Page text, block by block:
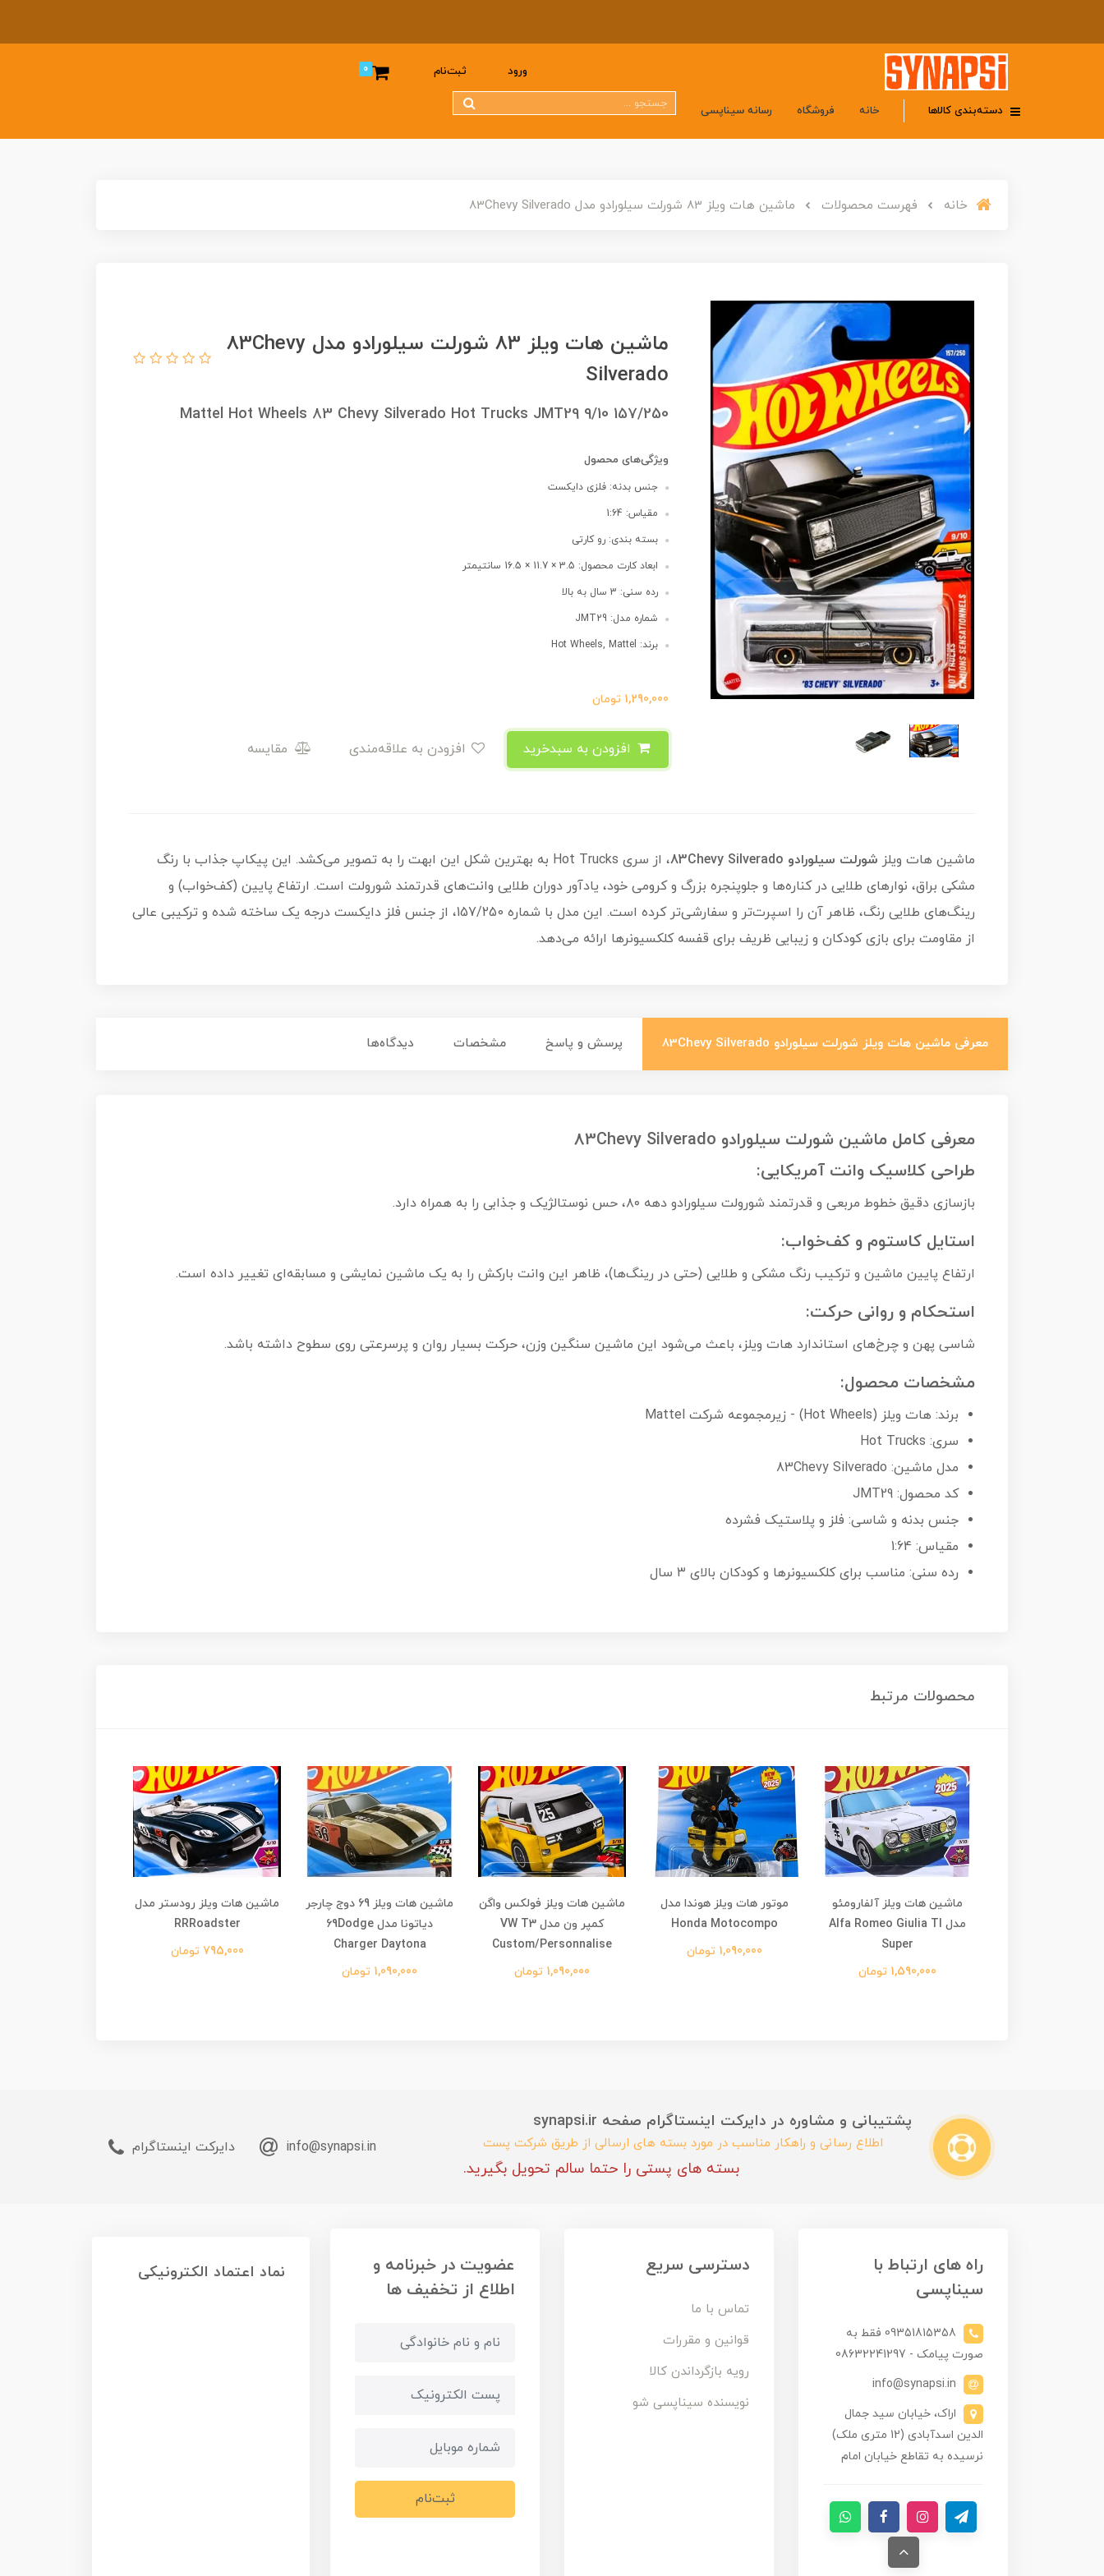
ورود ثبت‌نام 0
دسته‌بندی کالاها خانه فروشگاه رسانه سیناپسی
خانه فهرست محصولات ماشین هات ویلز 83 شورلت سیلورادو مدل 83Chevy Silverado
ماشین هات ویلز 83 شورلت سیلورادو مدل 83Chevy
Silverado
Mattel Hot Wheels 83 Chevy Silverado Hot Trucks JMT29 9/10 157/250
ویژگی‌های محصول
جنس بدنه: فلزی دایکست
مقیاس: 1:64
بسته بندی: رو کارتی
ابعاد کارت محصول: 3.5 × 11.7 × 16.5 سانتیمتر
رده سنی: 3 سال به بالا
شماره مدل: JMT29
برند: Hot Wheels, Mattel
1,290,000 تومان
مقایسه
ماشین هات ویلز شورلت سیلورادو 83Chevy Silverado
، از سری Hot Trucks به بهترین شکل این ابهت را به تصویر می‌کشد. این پیکاپ جذاب با رنگ
مشکی براق، نوارهای طلایی در کناره‌ها و جلوپنجره بزرگ و کرومی خود، یادآور دوران طلایی وانت‌های قدرتمند شورولت است. ارتفاع پایین (کف‌خواب) و
رینگ‌های طلایی رنگ، ظاهر آن را اسپرت‌تر و سفارشی‌تر کرده است. این مدل با شماره 157/250، از جنس فلز دایکست درجه یک ساخته شده و ترکیبی عالی
از مقاومت برای بازی کودکان و زیبایی ظریف برای قفسه کلکسیونرها ارائه می‌دهد.
معرفی ماشین هات ویلز شورلت سیلورادو 83Chevy Silverado پرسش و پاسخ مشخصات دیدگاه‌ها
معرفی کامل ماشین شورلت سیلورادو 83Chevy Silverado
طراحی کلاسیک وانت آمریکایی:
بازسازی دقیق خطوط مربعی و قدرتمند شورولت سیلورادو دهه ۸۰، حس نوستالژیک و جذابی را به همراه دارد.
استایل کاستوم و کف‌خواب:
ارتفاع پایین ماشین و ترکیب رنگ مشکی و طلایی (حتی در رینگ‌ها)، ظاهر این وانت بارکش را به یک ماشین نمایشی و مسابقه‌ای تغییر داده است.
استحکام و روانی حرکت:
شاسی پهن و چرخ‌های استاندارد هات ویلز، باعث می‌شود این ماشین سنگین وزن، حرکت بسیار روان و پرسرعتی روی سطوح داشته باشد.
مشخصات محصول:
برند: هات ویلز (Hot Wheels) - زیرمجموعه شرکت Mattel
سری: Hot Trucks
مدل ماشین: 83Chevy Silverado
کد محصول: JMT29
جنس بدنه و شاسی: فلز و پلاستیک فشرده
مقیاس: 1:64
رده سنی: مناسب برای کلکسیونرها و کودکان بالای ۳ سال
محصولات مرتبط
ماشین هات ویلز آلفارومئو
مدل Alfa Romeo Giulia TI
Super
1,590,000 تومان
موتور هات ویلز هوندا مدل
Honda Motocompo
1,090,000 تومان
ماشین هات ویلز فولکس واگن
کمپر ون مدل VW T3
Custom/Personnalise
1,090,000 تومان
ماشین هات ویلز 69 دوج چارجر
دیاتونا مدل 69Dodge
Charger Daytona
1,090,000 تومان
ماشین هات ویلز رودستر مدل
RRRoadster
795,000 تومان
پشتیبانی و مشاوره در دایرکت اینستاگرام صفحه synapsi.ir
اطلاع رسانی و راهکار مناسب در مورد بسته های ارسالی از طریق شرکت پست
بسته های پستی را حتما سالم تحویل بگیرید.
info@synapsi.in دایرکت اینستاگرام
راه های ارتباط با
سیناپسی
09351815358 فقط به
صورت پیامک - 08632241297
info@synapsi.in
اراک، خیابان سید جمال
الدین اسدآبادی (12 متری ملک)
نرسیده به تقاطع خیابان امام
دسترسی سریع
تماس با ما
قوانین و مقررات
رویه بازگرداندن کالا
نویسنده سیناپسی شو
عضویت در خبرنامه و
اطلاع از تخفیف ها
ثبت‌نام
نماد اعتماد الکترونیکی